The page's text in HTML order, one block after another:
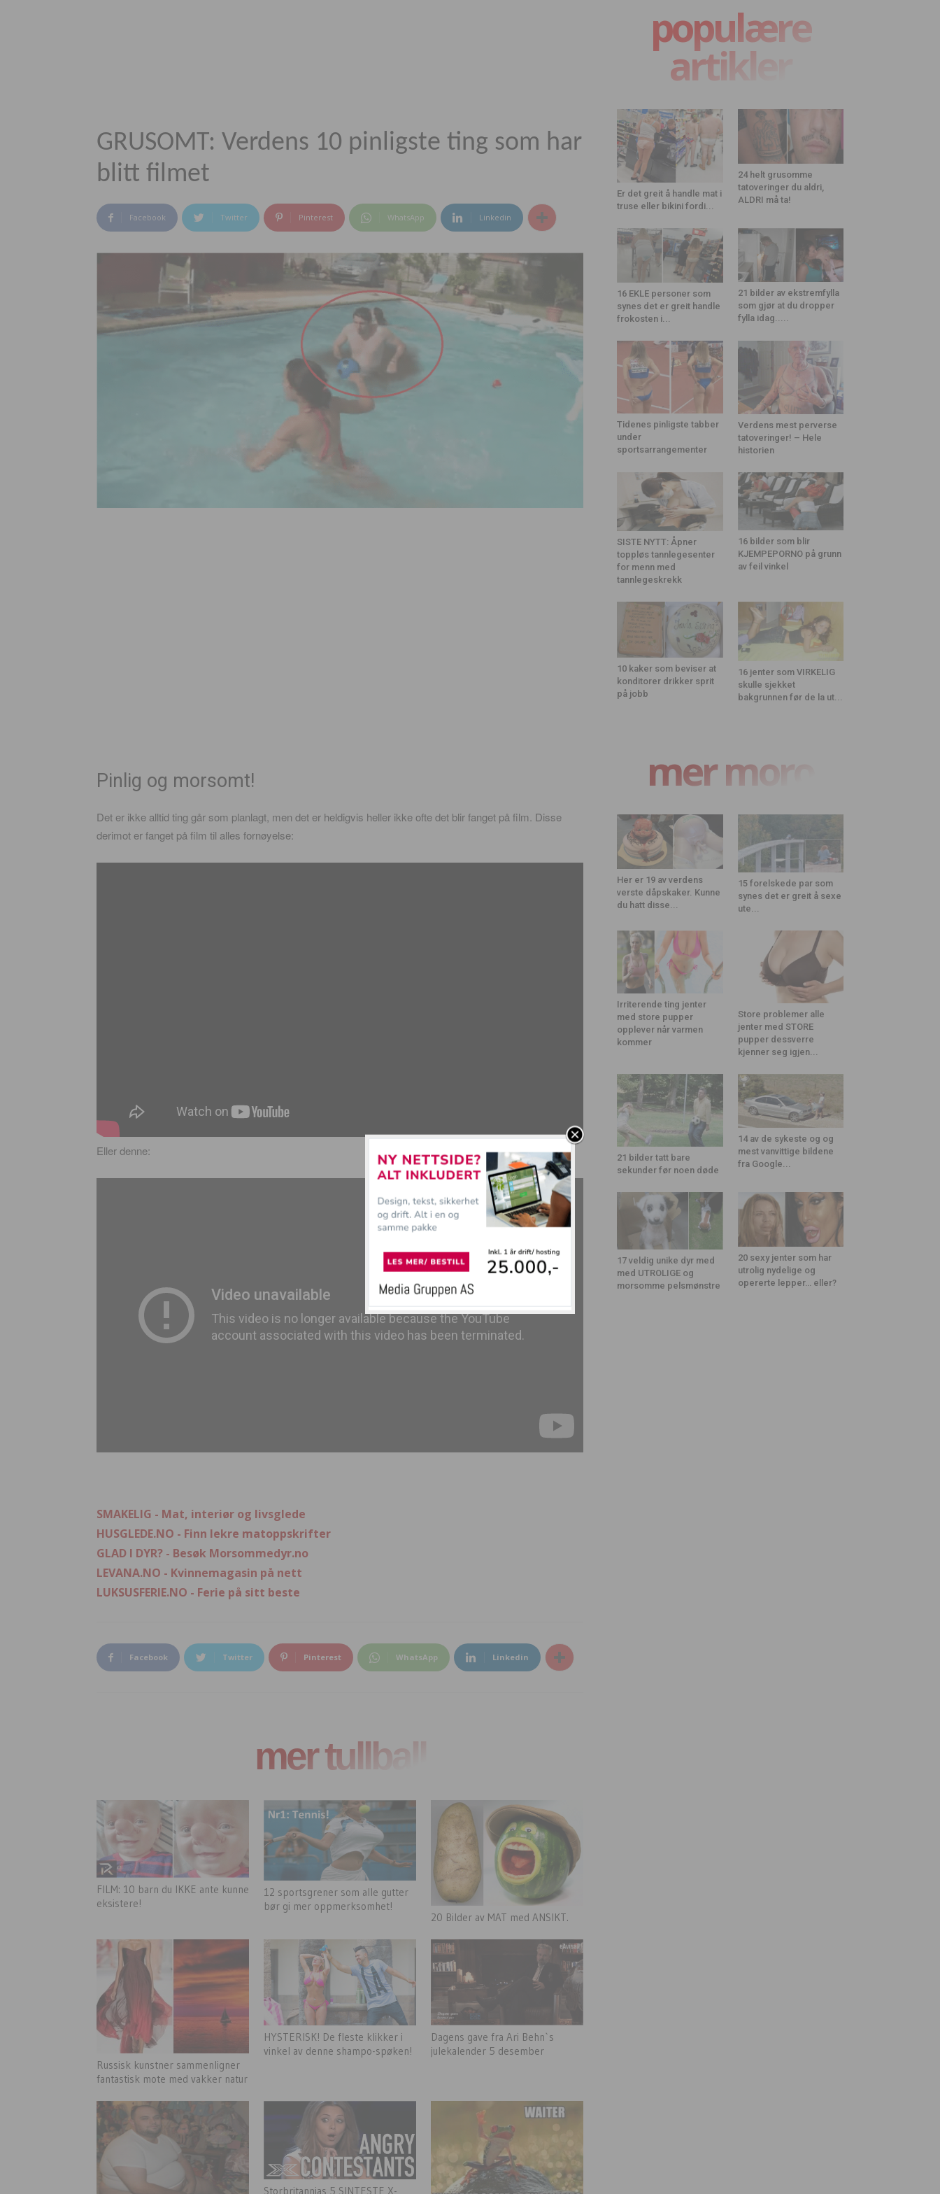
GRUSOMT: Verdens 10 pinligste ting som har
blitt filmet
Facebook Twitter Pinterest WhatsApp Linkedin
Pinlig og morsomt!
Det er ikke alltid ting går som planlagt, men det er heldigvis heller ikke ofte det blir fanget på film. Disse
derimot er fanget på film til alles fornøyelse:
Eller denne:
SMAKELIG - Mat, interiør og livsglede
HUSGLEDE.NO - Finn lekre matoppskrifter
GLAD I DYR? - Besøk Morsommedyr.no
LEVANA.NO - Kvinnemagasin på nett
LUKSUSFERIE.NO - Ferie på sitt beste
Facebook Twitter Pinterest WhatsApp Linkedin
mer tullball
FILM: 10 barn du IKKE ante kunne
eksistere!
12 sportsgrener som alle gutter
bør gi mer oppmerksomhet!
20 Bilder av MAT med ANSIKT.
Russisk kunstner sammenligner
fantastisk mote med vakker natur
HYSTERISK! De fleste klikker i
vinkel av denne shampo-spøken!
Dagens gave fra Ari Behn`s
julekalender 5 desember
Storbritannias 5 SINTESTE X-
populære
artikler
Er det greit å handle mat i
truse eller bikini fordi...
24 helt grusomme
tatoveringer du aldri,
ALDRI må ta!
16 EKLE personer som
synes det er greit handle
frokosten i...
21 bilder av ekstremfylla
som gjør at du dropper
fylla idag.....
Tidenes pinligste tabber
under
sportsarrangementer
Verdens mest perverse
tatoveringer! – Hele
historien
SISTE NYTT: Åpner
toppløs tannlegesenter
for menn med
tannlegeskrekk
16 bilder som blir
KJEMPEPORNO på grunn
av feil vinkel
10 kaker som beviser at
konditorer drikker sprit
på jobb
16 jenter som VIRKELIG
skulle sjekket
bakgrunnen før de la ut...
mer moro
Her er 19 av verdens
verste dåpskaker. Kunne
du hatt disse...
15 forelskede par som
synes det er greit å sexe
ute...
Irriterende ting jenter
med store pupper
opplever når varmen
kommer
Store problemer alle
jenter med STORE
pupper dessverre
kjenner seg igjen...
21 bilder tatt bare
sekunder før noen døde
14 av de sykeste og og
mest vanvittige bildene
fra Google...
17 veldig unike dyr med
med UTROLIGE og
morsomme pelsmønstre
20 sexy jenter som har
utrolig nydelige og
opererte lepper… eller?